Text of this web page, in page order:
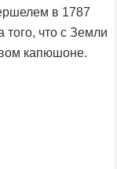
в 1787
того, что с Земли
капюшоне.